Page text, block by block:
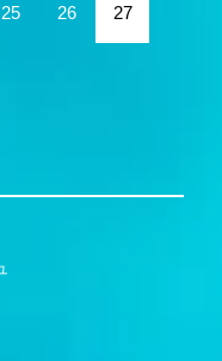
25 26 27